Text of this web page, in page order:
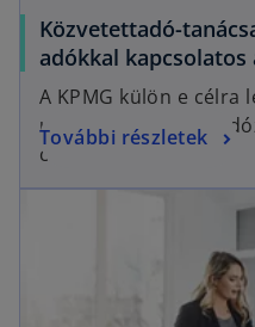
Közvetettadó-
adókkal
A KPMG külön e
uniós és közvetett
csoportja.
További részletek